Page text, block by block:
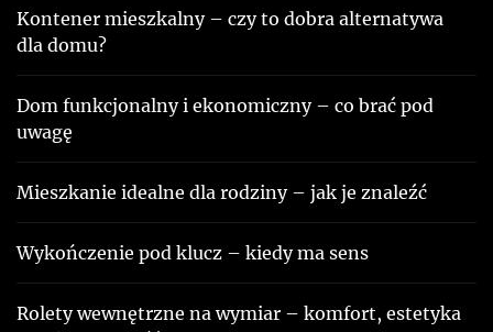
Kontener mieszkalny – czy to dobra alternatywa
dla domu?
Dom funkcjonalny i ekonomiczny – co brać pod
uwagę
Mieszkanie idealne dla rodziny – jak je znaleźć
Wykończenie pod klucz – kiedy ma sens
Rolety wewnętrzne na wymiar – komfort, estetyka